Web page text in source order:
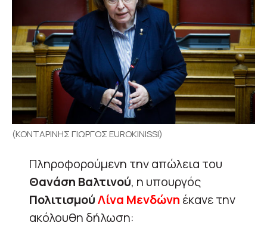
(ΚΟΝΤΑΡΙΝΗΣ ΓΙΩΡΓΟΣ EUROKINISSI)
Πληροφορούμενη την απώλεια του
Θανάση Βαλτινού, η υπουργός
ΠολιτισμούΛίνα Μενδώνη έκανε την
ακόλουθη δήλωση: